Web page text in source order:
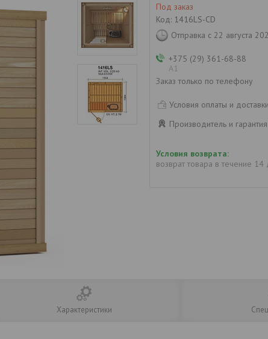
Под заказ
Код: 1416LS-CD
Отправка с 22 августа
+375 (29) 361-68-88
А1
Заказ только по телефону
Условия оплаты и доставки
Производитель и гарантия
возврат товара в течение 14
Характеристики